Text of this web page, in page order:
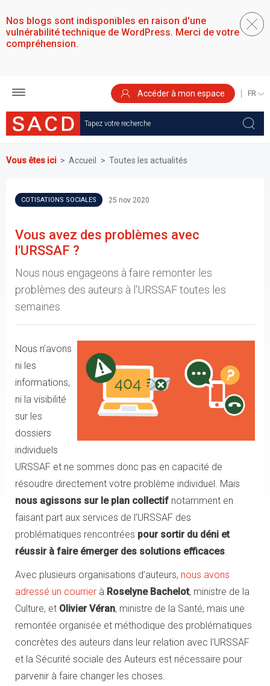
au
contenu
principal
Nos blogs sont indisponibles en raison d'une
vulnérabilité technique de WordPress. Merci de votre
compréhension.
Accéder à mon espace
YOUR
Vous êtes ici Accueil Toutes les actualités
COTISATIONS SOCIALES 25 nov 2020
Vous avez des problèmes avec
l'URSSAF ?
Nous nous engageons à faire remonter les
problèmes des auteurs à l'URSSAF toutes les
semaines.
Nous n’avons
ni les
informations,
ni la visibilité
sur les
dossiers
individuels
URSSAF et ne sommes donc pas en capacité de
résoudre directement votre problème individuel. Mais
nous agissons sur le plan collectif notamment en
faisant part aux services de l’URSSAF des
problématiques rencontrées pour sortir du déni et
réussir à faire émerger des solutions efficaces.
Avec plusieurs organisations d’auteurs, nous avons
adressé un courrier à Roselyne Bachelot, ministre de la
Culture, et Olivier Véran, ministre de la Santé, mais une
remontée organisée et méthodique des problématiques
concrètes des auteurs dans leur relation avec l’URSSAF
et la Sécurité sociale des Auteurs est nécessaire pour
parvenir à faire changer les choses.